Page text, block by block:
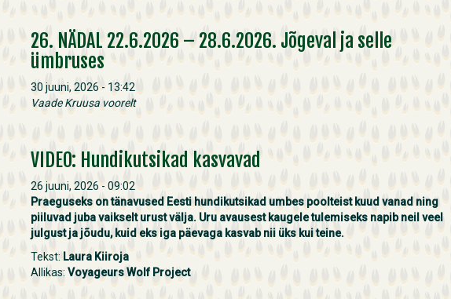
26. NÄDAL 22.6.2026 – 28.6.2026. Jõgeval ja selle
ümbruses
30 juuni, 2026 - 13:42
Vaade Kruusa voorelt
VIDEO: Hundikutsikad kasvavad
26 juuni, 2026 - 09:02
Praeguseks on tänavused Eesti hundikutsikad umbes poolteist kuud vanad ning
piiluvad juba vaikselt urust välja. Uru avausest kaugele tulemiseks napib neil veel
julgust ja jõudu, kuid eks iga päevaga kasvab nii üks kui teine.
Tekst: Laura Kiiroja
Allikas: Voyageurs Wolf Project